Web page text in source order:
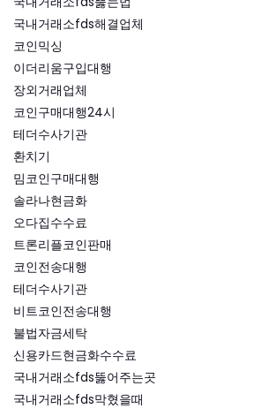
국내거래소fds해결업체
코인믹싱
이더리움구입대행
장외거래업체
코인구매대행24시
테더수사기관
환치기
밈코인구매대행
솔라나현금화
오다집수수료
트론리플코인판매
코인전송대행
테더수사기관
비트코인전송대행
불법자금세탁
신용카드현금화수수료
국내거래소fds뚫어주는곳
국내거래소fds막혔을때